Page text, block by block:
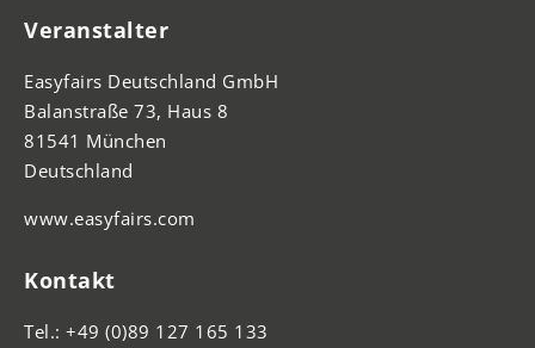
Veranstalter
Easyfairs Deutschland GmbH
Balanstraße 73, Haus 8
81541 München
Deutschland
www.easyfairs.com
Kontakt
Tel.: +49 (0)89 127 165 133